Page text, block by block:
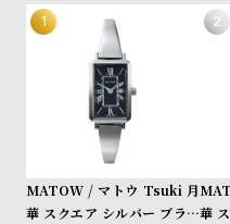
e
ン
い
MATOW / マトウ Tsuki 月
華 スクエア シルバー ブラッ華